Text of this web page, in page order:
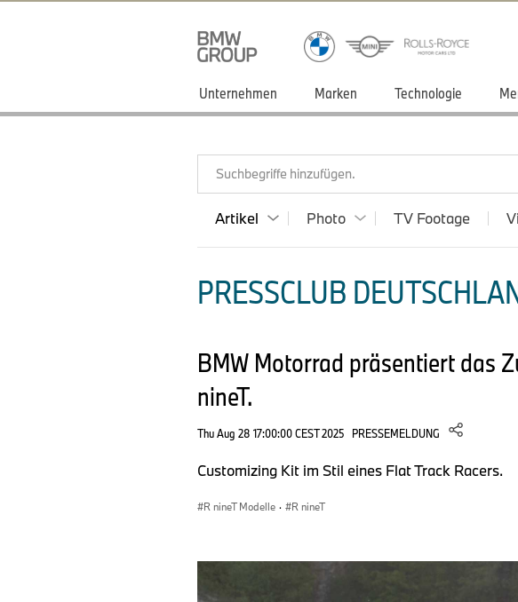
Unternehmen Marken Technologie
Suchbegriffe hinzufügen.
Artikel Photo TV Footage
PRESSCLUB
BMW Motorrad präsentiert das
nineT.
Thu Aug 28 17:00:00 CEST 2025 PRESSEMELDUNG
Customizing Kit im Stil eines Flat Track Racers.
R nineT Modelle · R nineT